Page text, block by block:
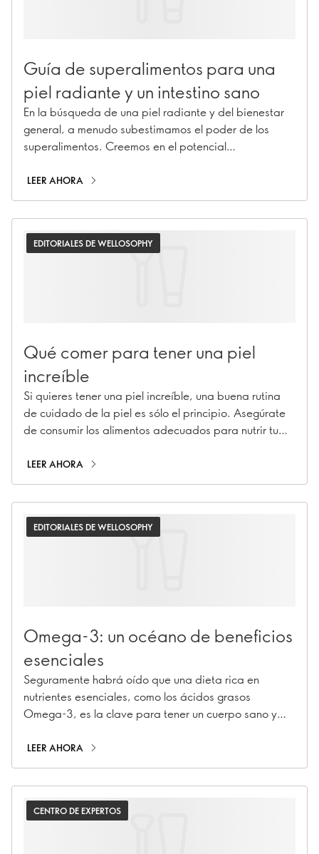
Guía de superalimentos para una
piel radiante y un intestino sano
En la búsqueda de una piel radiante y del bienestar
general, a menudo subestimamos el poder de los
superalimentos. Creemos en el potencial
para mejorar tanto la piel como la salud intestinal.
Exploremos el increíble mundo de los superalimentos
dentro.
LEER AHORA
EDITORIALES DE WELLOSOPHY
Qué comer para tener una piel
increíble
Si quieres tener una piel increíble, una buena rutina
de cuidado de la piel es sólo el principio. Asegúrate
de consumir los alimentos adecuados para nutrir tu
LEER AHORA
EDITORIALES DE WELLOSOPHY
Omega-3: un océano de beneficios
esenciales
Seguramente habrá oído que una dieta rica en
nutrientes esenciales, como los ácidos grasos
Omega-3, es la clave para tener un cuerpo sano y
LEER AHORA
CENTRO DE EXPERTOS